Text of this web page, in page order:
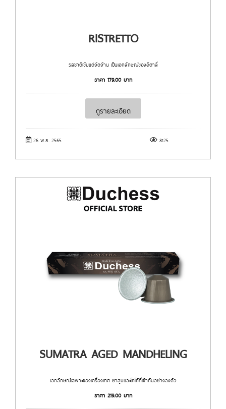
RISTRETTO
รสชาติเข้มแต่จัดจ้าน เป็นเอกลักษณ์ของอิตาลี่
ราคา 179.00บาท
ดูรายละเอียด
26 พ.ย. 2565 8125
SUMATRA AGED MANDHELING
เอกลักษณ์เฉพาะของเครื่องเทศ ยาสูบและโกโก้ที่เข้ากันอย่างลงตัว
ราคา 219.00บาท